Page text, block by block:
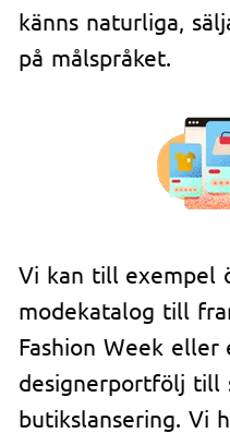
känns naturliga,
på målspråket.
Vi kan till exempel
modekatalog till
Fashion Week eller
designerportfölj till
butikslansering. Vi